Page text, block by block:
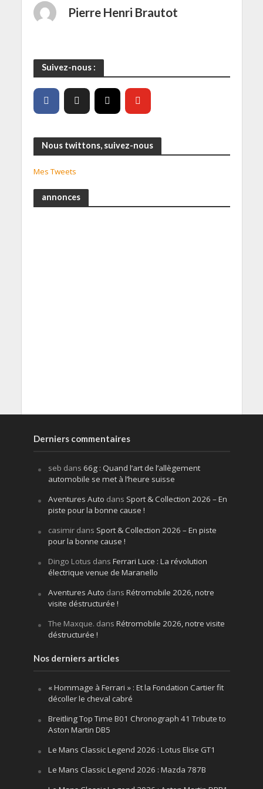
Pierre Henri Brautot
Suivez-nous :
Nous twittons, suivez-nous
Mes Tweets
annonces
Derniers commentaires
seb dans 66g : Quand l’art de l’allègement
automobile se met à l’heure suisse
Aventures Auto dans Sport & Collection 2026 – En
piste pour la bonne cause !
casimirdans Sport & Collection 2026 – En piste
pour la bonne cause !
Dingo Lotus dans Ferrari Luce : La révolution
électrique venue de Maranello
Aventures Auto dans Rétromobile 2026, notre
visite déstructurée !
The Maxque. dans Rétromobile 2026, notre visite
déstructurée !
Nos derniers articles
« Hommage à Ferrari » : Et la Fondation Cartier fit
décoller le cheval cabré
Breitling Top Time B01 Chronograph 41 Tribute to
Aston Martin DB5
Le Mans Classic Legend 2026 : Lotus Elise GT1
Le Mans Classic Legend 2026 : Mazda 787B